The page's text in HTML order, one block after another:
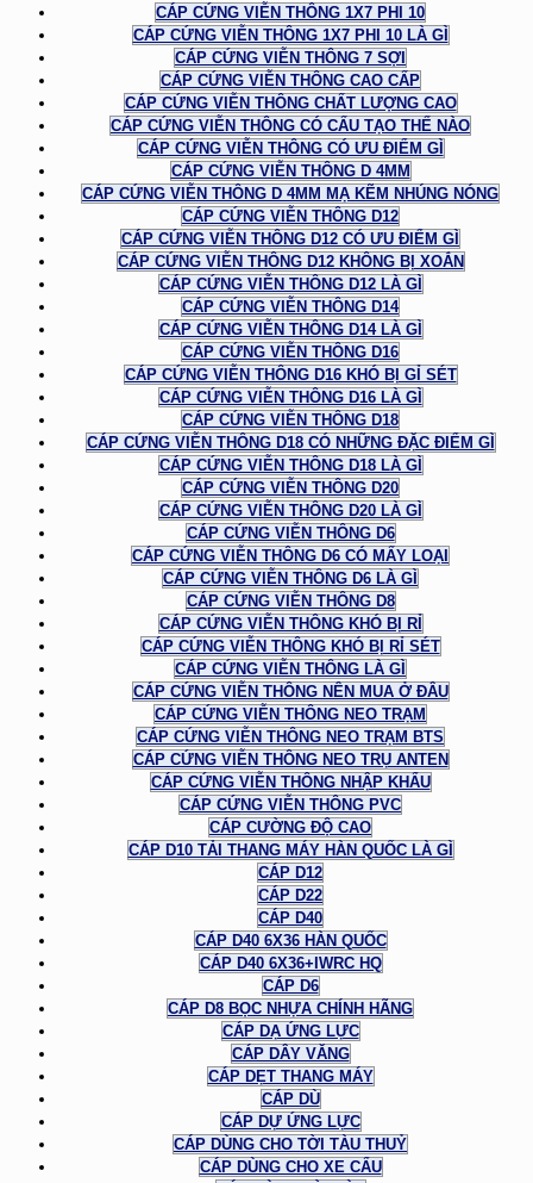
CÁP CỨNG VIỄN THÔNG 1X7 PHI 10
CÁP CỨNG VIỄN THÔNG 1X7 PHI 10 LÀ GÌ
CÁP CỨNG VIỄN THÔNG 7 SỢI
CÁP CỨNG VIỄN THÔNG CAO CẤP
CÁP CỨNG VIỄN THÔNG CHẤT LƯỢNG CAO
CÁP CỨNG VIỄN THÔNG CÓ CẤU TẠO THẾ NÀO
CÁP CỨNG VIỄN THÔNG CÓ ƯU ĐIỂM GÌ
CÁP CỨNG VIỄN THÔNG D 4MM
CÁP CỨNG VIỄN THÔNG D 4MM MẠ KẼM NHÚNG NÓNG
CÁP CỨNG VIỄN THÔNG D12
CÁP CỨNG VIỄN THÔNG D12 CÓ ƯU ĐIỂM GÌ
CÁP CỨNG VIỄN THÔNG D12 KHÔNG BỊ XOẮN
CÁP CỨNG VIỄN THÔNG D12 LÀ GÌ
CÁP CỨNG VIỄN THÔNG D14
CÁP CỨNG VIỄN THÔNG D14 LÀ GÌ
CÁP CỨNG VIỄN THÔNG D16
CÁP CỨNG VIỄN THÔNG D16 KHÓ BỊ GỈ SÉT
CÁP CỨNG VIỄN THÔNG D16 LÀ GÌ
CÁP CỨNG VIỄN THÔNG D18
CÁP CỨNG VIỄN THÔNG D18 CÓ NHỮNG ĐẶC ĐIỂM GÌ
CÁP CỨNG VIỄN THÔNG D18 LÀ GÌ
CÁP CỨNG VIỄN THÔNG D20
CÁP CỨNG VIỄN THÔNG D20 LÀ GÌ
CÁP CỨNG VIỄN THÔNG D6
CÁP CỨNG VIỄN THÔNG D6 CÓ MẤY LOẠI
CÁP CỨNG VIỄN THÔNG D6 LÀ GÌ
CÁP CỨNG VIỄN THÔNG D8
CÁP CỨNG VIỄN THÔNG KHÓ BỊ RỈ
CÁP CỨNG VIỄN THÔNG KHÓ BỊ RỈ SÉT
CÁP CỨNG VIỄN THÔNG LÀ GÌ
CÁP CỨNG VIỄN THÔNG NÊN MUA Ở ĐÂU
CÁP CỨNG VIỄN THÔNG NEO TRẠM
CÁP CỨNG VIỄN THÔNG NEO TRẠM BTS
CÁP CỨNG VIỄN THÔNG NEO TRỤ ANTEN
CÁP CỨNG VIỄN THÔNG NHẬP KHẨU
CÁP CỨNG VIỄN THÔNG PVC
CÁP CƯỜNG ĐỘ CAO
CÁP D10 TẢI THANG MÁY HÀN QUỐC LÀ GÌ
CÁP D12
CÁP D22
CÁP D40
CÁP D40 6X36 HÀN QUỐC
CÁP D40 6X36+IWRC HQ
CÁP D6
CÁP D8 BỌC NHỰA CHÍNH HÃNG
CÁP DẠ ỨNG LỰC
CÁP DÂY VĂNG
CÁP DẸT THANG MÁY
CÁP DÙ
CÁP DỰ ỨNG LỰC
CÁP DÙNG CHO TỜI TÀU THUỶ
CÁP DÙNG CHO XE CẨU